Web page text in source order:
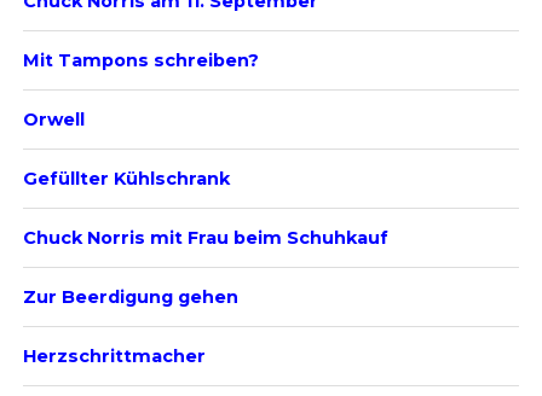
Mit Tampons schreiben?
Orwell
Gefüllter Kühlschrank
Chuck Norris mit Frau beim Schuhkauf
Zur Beerdigung gehen
Herzschrittmacher